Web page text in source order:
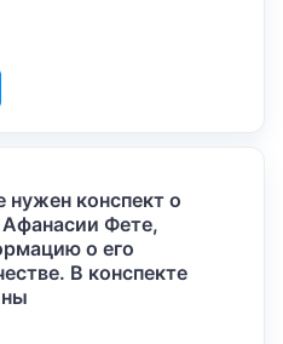
нужен конспект о
Фете,
о его
В конспекте